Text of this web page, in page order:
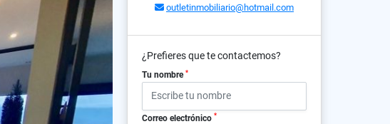
outletinmobiliario@hotmail.com
¿Prefieres que te contactemos?
Tu nombre *
Correo electrónico *